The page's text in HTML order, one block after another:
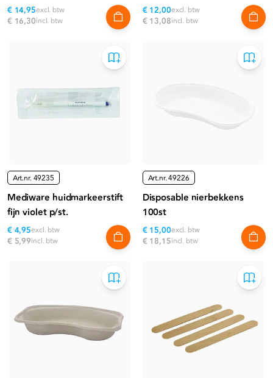
€ 14,95excl. btw
€ 16,30incl. btw
€ 12,00excl. btw
€ 13,08incl. btw
Art.nr.49235
Mediware huidmarkeerstift
fijn violet p/st.
€ 4,95excl. btw
€ 5,99incl. btw
Art.nr.49226
Disposable nierbekkens
100st
€ 15,00excl. btw
€ 18,15incl. btw